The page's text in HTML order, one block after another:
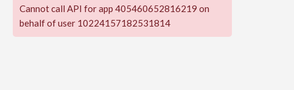
Cannot call API for app 405460652816219 on
behalf of user 10224157182531814